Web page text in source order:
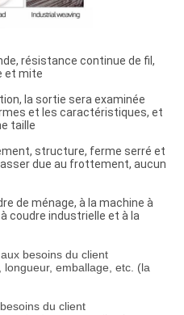
résistance continue de fil,
et mite
la sortie sera examinée
et les caractéristiques, et
taille
structure, ferme serré et
due au frottement, aucun
de ménage, à la machine à
coudre industrielle et à la
besoins du client
emballage, etc. (la
du client